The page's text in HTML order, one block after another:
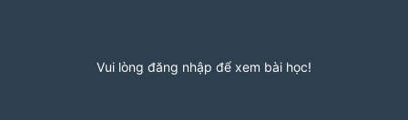
Vui lòng đăng nhập để xem bài học!